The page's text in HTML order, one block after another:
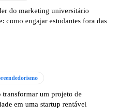
do marketing universitário
como engajar estudantes fora das
transformar um projeto de
em uma startup rentável